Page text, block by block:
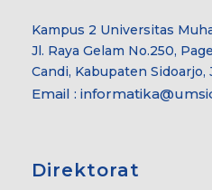
Kampus 2 Universitas
Jl. Raya Gelam No.250,
Candi, Kabupaten Sidoarjo,
Email :
Direktorat